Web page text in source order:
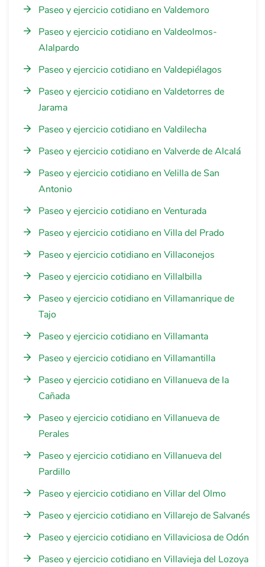
Paseo y ejercicio cotidiano en Valdemoro
Paseo y ejercicio cotidiano en Valdeolmos-
Alalpardo
Paseo y ejercicio cotidiano en Valdepiélagos
Paseo y ejercicio cotidiano en Valdetorres de
Jarama
Paseo y ejercicio cotidiano en Valdilecha
Paseo y ejercicio cotidiano en Valverde de Alcalá
Paseo y ejercicio cotidiano en Velilla de San
Antonio
Paseo y ejercicio cotidiano en Venturada
Paseo y ejercicio cotidiano en Villa del Prado
Paseo y ejercicio cotidiano en Villaconejos
Paseo y ejercicio cotidiano en Villalbilla
Paseo y ejercicio cotidiano en Villamanrique de
Tajo
Paseo y ejercicio cotidiano en Villamanta
Paseo y ejercicio cotidiano en Villamantilla
Paseo y ejercicio cotidiano en Villanueva de la
Cañada
Paseo y ejercicio cotidiano en Villanueva de
Perales
Paseo y ejercicio cotidiano en Villanueva del
Pardillo
Paseo y ejercicio cotidiano en Villar del Olmo
Paseo y ejercicio cotidiano en Villarejo de Salvanés
Paseo y ejercicio cotidiano en Villaviciosa de Odón
Paseo y ejercicio cotidiano en Villavieja del Lozoya